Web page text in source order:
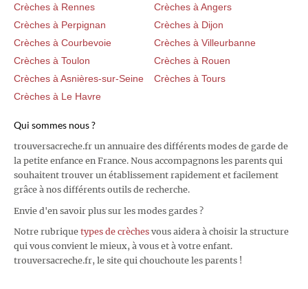
Crèches à Rennes
Crèches à Angers
Crèches à Perpignan
Crèches à Dijon
Crèches à Courbevoie
Crèches à Villeurbanne
Crèches à Toulon
Crèches à Rouen
Crèches à Asnières-sur-Seine
Crèches à Tours
Crèches à Le Havre
Qui sommes nous ?
trouversacreche.fr un annuaire des différents modes de garde de
la petite enfance en France. Nous accompagnons les parents qui
souhaitent trouver un établissement rapidement et facilement
grâce à nos différents outils de recherche.
Envie d'en savoir plus sur les modes gardes ?
Notre rubrique types de crèches vous aidera à choisir la structure
qui vous convient le mieux, à vous et à votre enfant.
trouversacreche.fr, le site qui chouchoute les parents !